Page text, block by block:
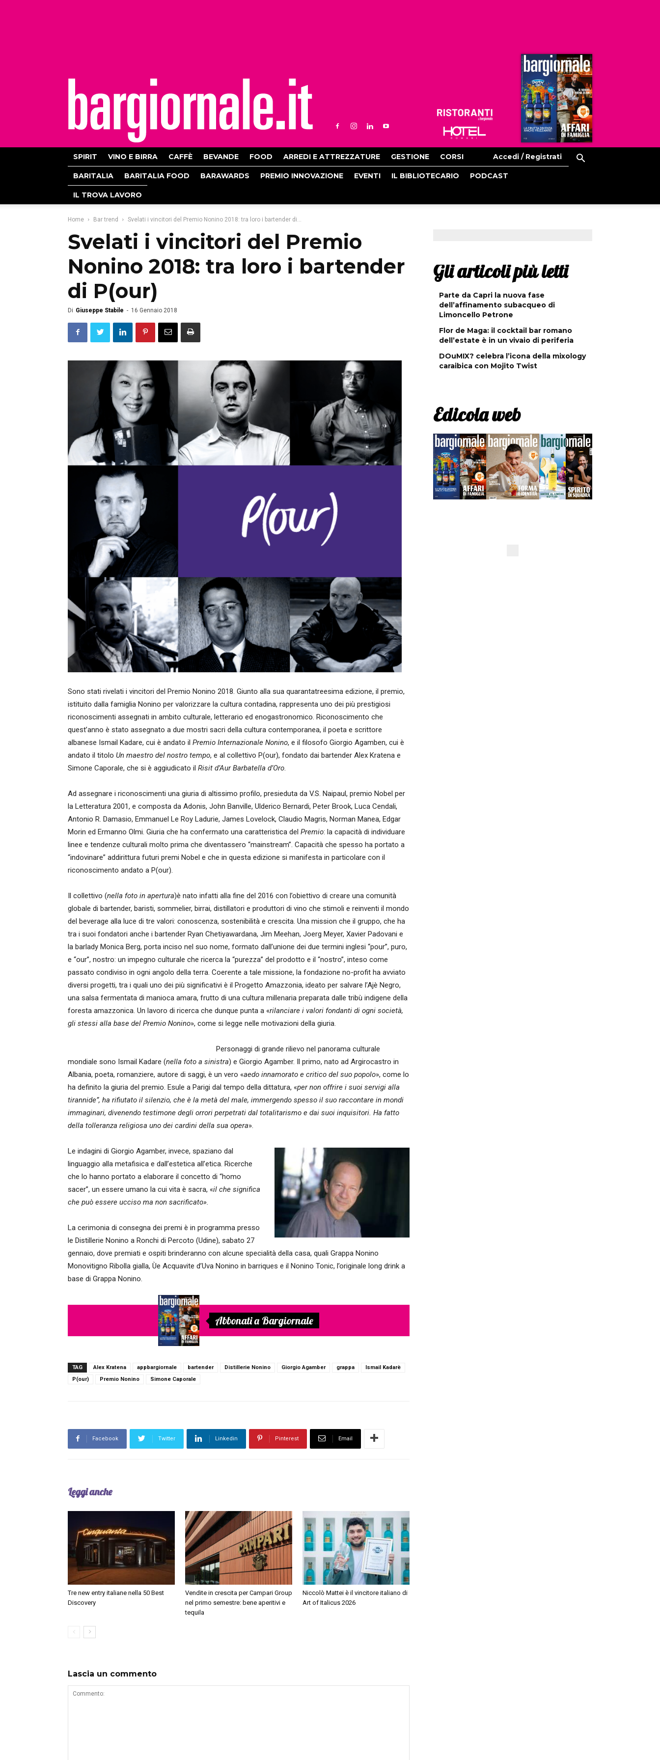
Ristoranti
Hoteldomani
SPIRIT VINO E BIRRA CAFFÈ BEVANDE FOOD ARREDI E ATTREZZATURE GESTIONE CORSI Accedi / Registrati
BARITALIA BARITALIA FOOD BARAWARDS PREMIO INNOVAZIONE EVENTI IL BIBLIOTECARIO PODCAST
IL TROVA LAVORO
Home Bar trend Svelati i vincitori del Premio Nonino 2018: tra loro i bartender di...
Svelati i vincitori del Premio
Nonino 2018: tra loro i bartender
di P(our)
Di Giuseppe Stabile - 16 Gennaio 2018
Sono stati rivelati i vincitori del Premio Nonino 2018. Giunto alla sua quarantatreesima edizione, il premio,
istituito dalla famiglia Nonino per valorizzare la cultura contadina, rappresenta uno dei più prestigiosi
riconoscimenti assegnati in ambito culturale, letterario ed enogastronomico. Riconoscimento che
quest’anno è stato assegnato a due mostri sacri della cultura contemporanea, il poeta e scrittore
albanese Ismail Kadare, cui è andato il Premio Internazionale Nonino, e il filosofo Giorgio Agamben, cui è
andato il titolo Un maestro del nostro tempo, e al collettivo P(our), fondato dai bartender Alex Kratena e
Simone Caporale, che si è aggiudicato il Risit d’Aur Barbatella d’Oro.
Ad assegnare i riconoscimenti una giuria di altissimo profilo, presieduta da V.S. Naipaul, premio Nobel per
la Letteratura 2001, e composta da Adonis, John Banville, Ulderico Bernardi, Peter Brook, Luca Cendali,
Antonio R. Damasio, Emmanuel Le Roy Ladurie, James Lovelock, Claudio Magris, Norman Manea, Edgar
Morin ed Ermanno Olmi. Giuria che ha confermato una caratteristica del Premio: la capacità di individuare
linee e tendenze culturali molto prima che diventassero “mainstream”. Capacità che spesso ha portato a
“indovinare” addirittura futuri premi Nobel e che in questa edizione si manifesta in particolare con il
riconoscimento andato a P(our).
Il collettivo (nella foto in apertura)è nato infatti alla fine del 2016 con l’obiettivo di creare una comunità
globale di bartender, baristi, sommelier, birrai, distillatori e produttori di vino che stimoli e reinventi il mondo
del beverage alla luce di tre valori: conoscenza, sostenibilità e crescita. Una mission che il gruppo, che ha
tra i suoi fondatori anche i bartender Ryan Chetiyawardana, Jim Meehan, Joerg Meyer, Xavier Padovani e
la barlady Monica Berg, porta inciso nel suo nome, formato dall’unione dei due termini inglesi “pour”, puro,
e “our”, nostro: un impegno culturale che ricerca la “purezza” del prodotto e il “nostro”, inteso come
passato condiviso in ogni angolo della terra. Coerente a tale missione, la fondazione no-profit ha avviato
diversi progetti, tra i quali uno dei più significativi è il Progetto Amazzonia, ideato per salvare l’Ajè Negro,
una salsa fermentata di manioca amara, frutto di una cultura millenaria preparata dalle tribù indigene della
foresta amazzonica. Un lavoro di ricerca che dunque punta a «rilanciare i valori fondanti di ogni società,
gli stessi alla base del Premio Nonino», come si legge nelle motivazioni della giuria.
Personaggi di grande rilievo nel panorama culturale
mondiale sono Ismail Kadare (nella foto a sinistra) e Giorgio Agamber. Il primo, nato ad Argirocastro in
Albania, poeta, romanziere, autore di saggi, è un vero «aedo innamorato e critico del suo popolo», come lo
ha definito la giuria del premio. Esule a Parigi dal tempo della dittatura, «per non offrire i suoi servigi alla
tirannide”, ha rifiutato il silenzio, che è la metà del male, immergendo spesso il suo raccontare in mondi
immaginari, divenendo testimone degli orrori perpetrati dal totalitarismo e dai suoi inquisitori. Ha fatto
della tolleranza religiosa uno dei cardini della sua opera».
Le indagini di Giorgio Agamber, invece, spaziano dal
linguaggio alla metafisica e dall’estetica all’etica. Ricerche
che lo hanno portato a elaborare il concetto di “homo
sacer”, un essere umano la cui vita è sacra, «il che significa
che può essere ucciso ma non sacrificato».
La cerimonia di consegna dei premi è in programma presso
le Distillerie Nonino a Ronchi di Percoto (Udine), sabato 27
gennaio, dove premiati e ospiti brinderanno con alcune specialità della casa, quali Grappa Nonino
Monovitigno Ribolla gialla, Ùe Acquavite d’Uva Nonino in barriques e il Nonino Tonic, l’originale long drink a
base di Grappa Nonino.
Abbonati a Bargiornale
TAG Alex Kratena appbargiornale bartender Distillerie Nonino Giorgio Agamber grappa
Ismail Kadarè
P(our)
Premio Nonino Simone Caporale
Facebook Twitter Linkedin Pinterest Email
Leggi anche
Tre new entry italiane nella 50 Best
Discovery
Vendite in crescita per Campari Group
nel primo semestre: bene aperitivi e
tequila
Niccolò Mattei è il vincitore italiano di
Art of Italicus 2026
Lascia un commento
Gli articoli più letti
Parte da Capri la nuova fase
dell’affinamento subacqueo di
Limoncello Petrone
Flor de Maga: il cocktail bar romano
dell’estate è in un vivaio di periferia
DOuMIX? celebra l’icona della mixology
caraibica con Mojito Twist
Edicola web